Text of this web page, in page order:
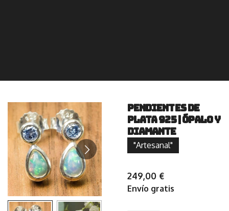
Pendientes de
plata 925 | Ópalo y
diamante
"Artesanal"
249,00 €
Envío gratis